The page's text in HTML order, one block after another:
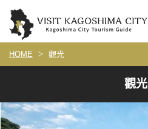
HOME 觀光
觀光